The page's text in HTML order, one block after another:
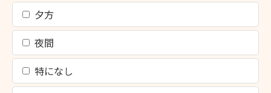
夕方
夜間
特になし